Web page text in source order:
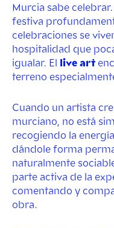
Murcia sabe
festiva
celebraciones se
hospitalidad que
igualar. El live art
terreno
Cuando un artista
murciano, no está
recogiendo la
dándole forma
naturalmente
parte activa de la
comentando y
obra.